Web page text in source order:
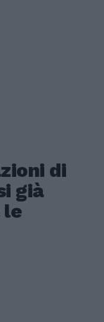
di
già
le